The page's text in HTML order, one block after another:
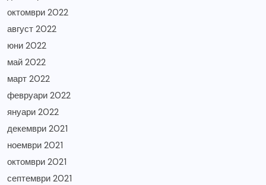
октомври 2022
август 2022
юни 2022
май 2022
март 2022
февруари 2022
януари 2022
декември 2021
ноември 2021
октомври 2021
септември 2021